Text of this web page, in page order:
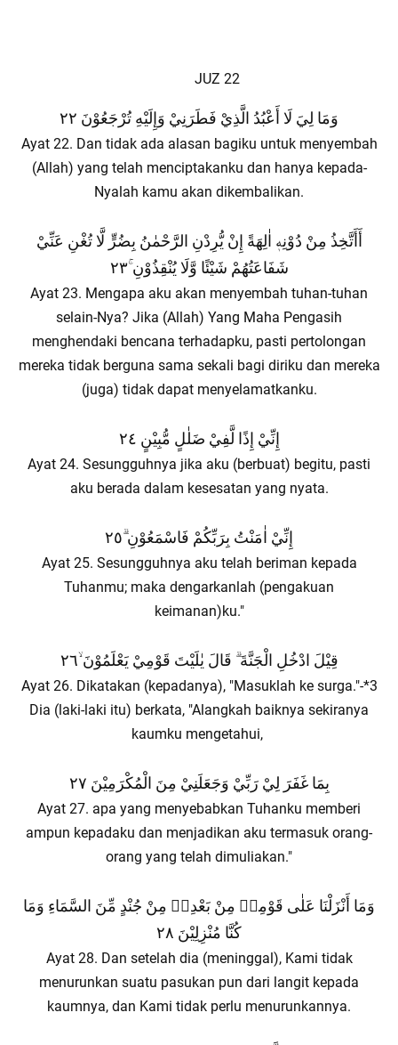
JUZ 22
وَمَا لِيَ لَا أَعْبُدُ الَّذِيْ فَطَرَنِيْ وَإِلَيْهِ تُرْجَعُوْنَ ٢٢
Ayat 22. Dan tidak ada alasan bagiku untuk menyembah
(Allah) yang telah menciptakanku dan hanya kepada-
Nyalah kamu akan dikembalikan.
أَأَتَّخِذُ مِنْ دُوْنِهٖ اٰلِهَةً إِنْ يُّرِدْنِ الرَّحْمٰنُ بِضُرٍّ لَّا تُغْنِ عَنِّيْ
شَفَاعَتُهُمْ شَيْئًا وَّلَا يُنْقِذُوْنِ ۚ٢٣
Ayat 23. Mengapa aku akan menyembah tuhan-tuhan
selain-Nya? Jika (Allah) Yang Maha Pengasih
menghendaki bencana terhadapku, pasti pertolongan
mereka tidak berguna sama sekali bagi diriku dan mereka
(juga) tidak dapat menyelamatkanku.
إِنِّيْ إِذًا لَّفِيْ ضَلٰلٍ مُّبِيْنٍ ٢٤
Ayat 24. Sesungguhnya jika aku (berbuat) begitu, pasti
aku berada dalam kesesatan yang nyata.
إِنِّيْ اٰمَنْتُ بِرَبِّكُمْ فَاسْمَعُوْنِ ۗ٢٥
Ayat 25. Sesungguhnya aku telah beriman kepada
Tuhanmu; maka dengarkanlah (pengakuan
keimanan)ku."
قِيْلَ ادْخُلِ الْجَنَّةَ ۗ قَالَ يٰلَيْتَ قَوْمِيْ يَعْلَمُوْنَ ۙ٢٦
Ayat 26. Dikatakan (kepadanya), "Masuklah ke surga."-*3
Dia (laki-laki itu) berkata, "Alangkah baiknya sekiranya
kaumku mengetahui,
بِمَا غَفَرَ لِيْ رَبِّيْ وَجَعَلَنِيْ مِنَ الْمُكْرَمِيْنَ ٢٧
Ayat 27. apa yang menyebabkan Tuhanku memberi
ampun kepadaku dan menjadikan aku termasuk orang-
orang yang telah dimuliakan."
وَمَا أَنْزَلْنَا عَلٰى قَوْمِهٖ مِنْ بَعْدِهٖ مِنْ جُنْدٍ مِّنَ السَّمَاءِ وَمَا
كُنَّا مُنْزِلِيْنَ ٢٨
Ayat 28. Dan setelah dia (meninggal), Kami tidak
menurunkan suatu pasukan pun dari langit kepada
kaumnya, dan Kami tidak perlu menurunkannya.